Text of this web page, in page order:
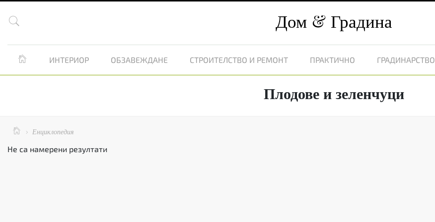
 Дом Градина
 ИНТЕРИОР ОБЗАВЕЖДАНЕ СТРОИТЕЛСТВО И РЕМОНТ ПРАКТИЧНО ГРАДИНАРСТВО
Плодове и зеленчуци
  Енциклопедия
Не са намерени резултати